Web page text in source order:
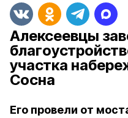
Алексеевцы
участка
Сосна
Его провели от